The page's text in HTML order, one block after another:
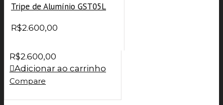
Tripe de Alumínio GST05L
R$2.600,00
R$2.600,00
Adicionar ao carrinho
Compare